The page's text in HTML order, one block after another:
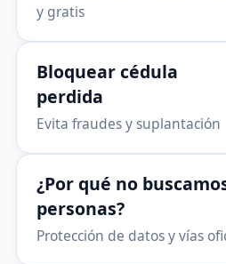
y gratis
Bloquear cédula
perdida
Evita fraudes y suplantación
¿Por qué no
personas?
Protección de datos y vías